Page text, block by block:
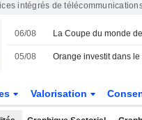
intégrés de
06/08
05/08
Valorisation